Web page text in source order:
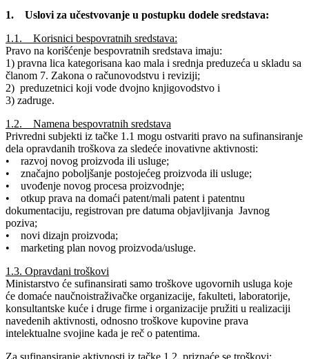
1. Uslovi za učestvovanje u postupku dodele sredstava:
1.1. Korisnici bespovratnih sredstava:
Pravo na korišćenje bespovratnih sredstava imaju:
1) pravna lica kategorisana kao mala i srednja preduzeća u skladu sa
članom 7. Zakona o računovodstvu i reviziji;
2) preduzetnici koji vode dvojno knjigovodstvo i
3) zadruge.
1.2. Namena bespovratnih sredstava
Privredni subjekti iz tačke 1.1 mogu ostvariti pravo na sufinansiranje
dela opravdanih troškova za sledeće inovativne aktivnosti:
• razvoj novog proizvoda ili usluge;
• značajno poboljšanje postojećeg proizvoda ili usluge;
• uvođenje novog procesa proizvodnje;
• otkup prava na domaći patent/mali patent i patentnu
dokumentaciju, registrovan pre datuma objavljivanja Javnog
poziva;
• novi dizajn proizvoda;
• marketing plan novog proizvoda/usluge.
1.3. Opravdani troškovi
Ministarstvo će sufinansirati samo troškove ugovornih usluga koje
će domaće naučnoistraživačke organizacije, fakulteti, laboratorije,
konsultantske kuće i druge firme i organizacije pružiti u realizaciji
navedenih aktivnosti, odnosno troškove kupovine prava
intelektualne svojine kada je reč o patentima.